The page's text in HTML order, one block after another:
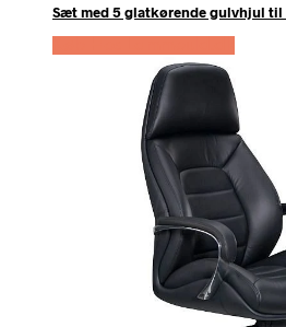
Sæt med 5 glatkørende gulvhjul